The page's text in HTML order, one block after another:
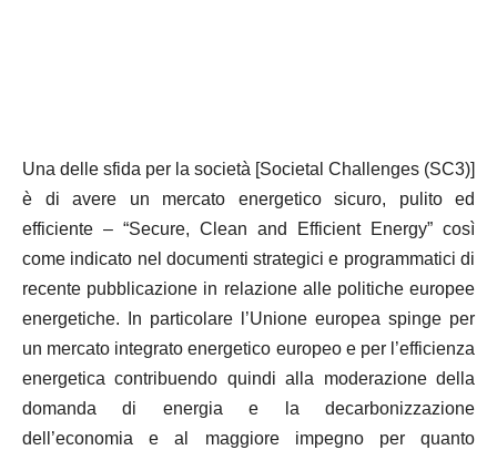
Una delle sfida per la società [Societal Challenges (SC3)]
è di avere un mercato energetico sicuro, pulito ed
efficiente – “Secure, Clean and Efficient Energy” così
come indicato nel documenti strategici e programmatici di
recente pubblicazione in relazione alle politiche europee
energetiche. In particolare l’Unione europea spinge per
un mercato integrato energetico europeo e per l’efficienza
energetica contribuendo quindi alla moderazione della
domanda di energia e la decarbonizzazione
dell’economia e al maggiore impegno per quanto